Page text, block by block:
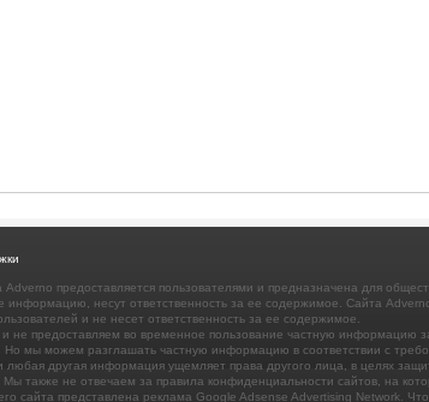
предоставляется пользователями и предназначена для
информацию, несут ответственность за ее содержимое. Сайта
и не несет ответственность за ее содержимое.
не предоставляем во временное пользование частную информацию
мы можем разглашать частную информацию в соответствии с
любая другая информация ущемляет права другого лица, в целях
Мы также не отвечаем за правила конфиденциальности сайтов, на
сайта представлена реклама Google Adsense Advertising Network.